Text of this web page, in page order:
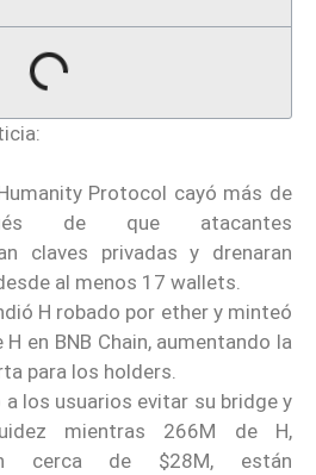
Protocol cayó más de
de que atacantes
claves privadas y drenaran
al menos 17 wallets.
H robado por ether y minteó
en BNB Chain, aumentando la
para los holders.
a los usuarios evitar su bridge y
mientras 266M de H,
cerca de $28M, están